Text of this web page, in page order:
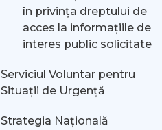
în privinţa dreptului de
acces la informaţiile de
interes public solicitate
Serviciul Voluntar pentru
Situații de Urgență
Strategia Națională